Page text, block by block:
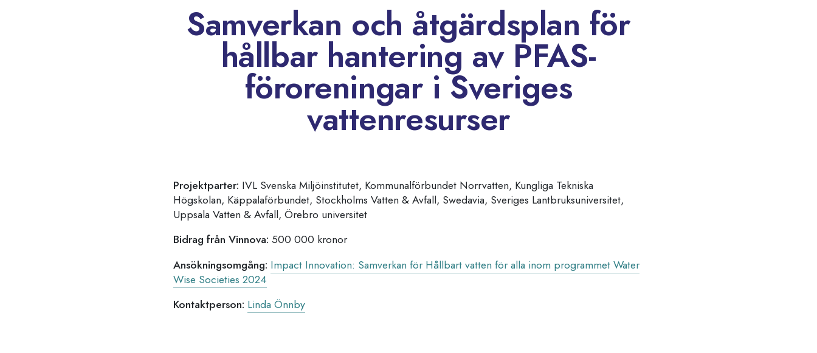
Samverkan och åtgärdsplan för
hållbar hantering av PFAS-
föroreningar i Sveriges
vattenresurser
Projektparter: IVL Svenska Miljöinstitutet, Kommunalförbundet Norrvatten, Kungliga Tekniska
Högskolan, Käppalaförbundet, Stockholms Vatten & Avfall, Swedavia, Sveriges Lantbruksuniversitet,
Uppsala Vatten & Avfall, Örebro universitet
Bidrag från Vinnova: 500 000 kronor
Ansökningsomgång: Impact Innovation: Samverkan för Hållbart vatten för alla inom programmet Water
Wise Societies 2024
Kontaktperson: Linda Önnby